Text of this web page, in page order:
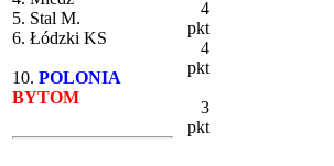
5. Stal M.
6. Łódzki KS
10. POLONIA
BYTOM
4
pkt
4
pkt
3
pkt